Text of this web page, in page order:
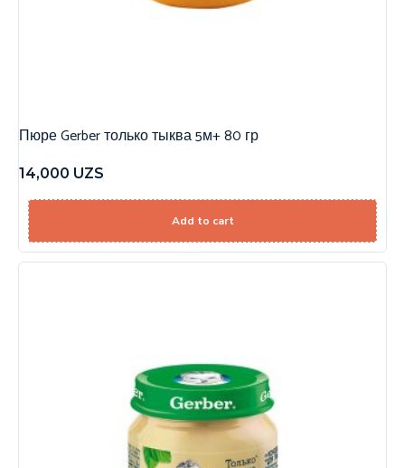
Пюре Gerber только тыква 5м+ 80 гр
14,000 UZS
Add to cart